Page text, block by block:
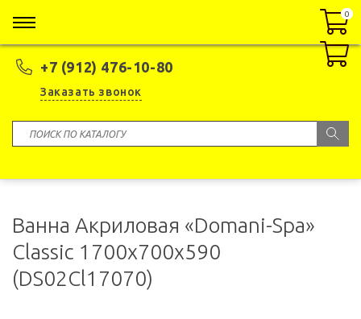
+7 (912) 476-10-80
Заказать звонок
0
0
Ванна Акриловая «Domani-Spa»
Classic 1700x700x590
(DS02Cl17070)